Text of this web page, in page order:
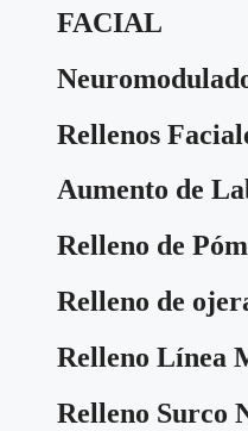
FACIAL
Rellenos
Aumento de
Relleno de
Relleno de
Relleno Línea
Relleno Surco